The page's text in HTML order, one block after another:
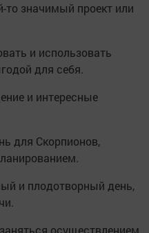
значимый проект или
и использовать
для себя.
и интересные
для Скорпионов,
и плодотворный день,